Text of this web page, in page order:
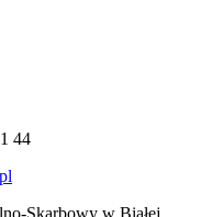
44
Skarbowy w Białej